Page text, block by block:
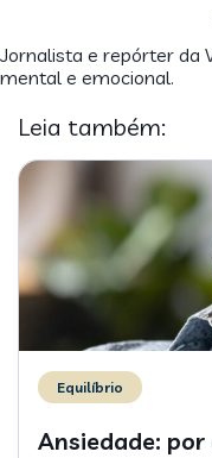
Jornalista e repórter da
mental e emocional.
Leia também:
Equilíbrio
Ansiedade: